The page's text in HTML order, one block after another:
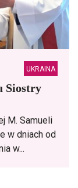
UKRAINA
Siostry
M. Samueli
w dniach od
w...